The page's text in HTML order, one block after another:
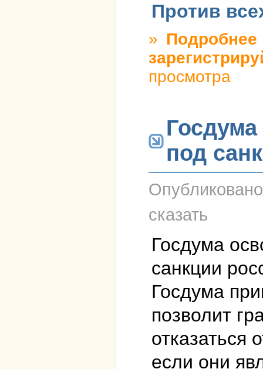
Против
» Подробнее
просмотра
под
сказать
Госдума
санкции
Госдума
позволит
отказаться
если они